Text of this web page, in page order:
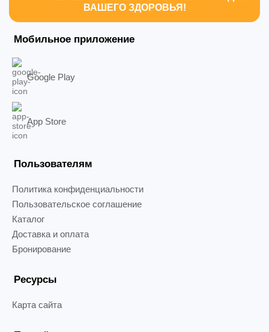
ВАШЕГО ЗДОРОВЬЯ!
Мобильное приложение
Google Play
App Store
Пользователям
Политика конфиденциальности
Пользовательское соглашение
Каталог
Доставка и оплата
Бронирование
Ресурсы
Карта сайта